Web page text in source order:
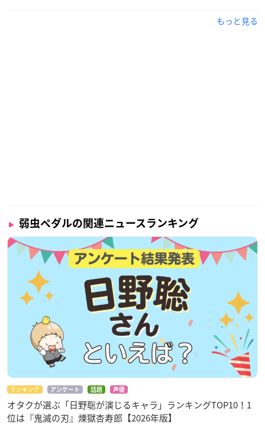
もっと見る
弱虫ペダルの関連ニュースランキング
ランキング アンケート 話題 声優
オタクが選ぶ「日野聡が演じるキャラ」ランキングTOP10！1
位は『鬼滅の刃』煉󠄁獄杏寿郎【2026年版】